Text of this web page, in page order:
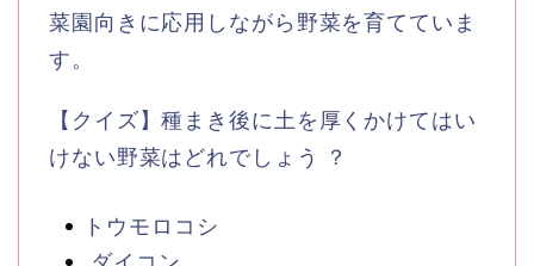
菜園向きに応用しながら野菜を育てていま
す。
【クイズ】種まき後に土を厚くかけてはい
けない野菜はどれでしょう ？
トウモロコシ